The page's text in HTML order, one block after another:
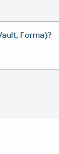
Forma)?